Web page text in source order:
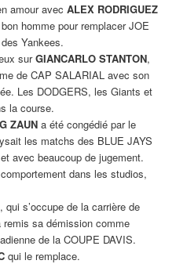
amour avec ALEX RODRIGUEZ
homme pour remplacer JOE
Yankees.
surGIANCARLO STANTON,
de CAP SALARIAL avec son
Les DODGERS, les Giants et
la course.
ZAUN a été congédié par le
les matchs des BLUE JAYS
avec beaucoup de jugement.
dans les studios,
, qui s’occupe de la carrière de
remis sa démission comme
de la COUPE DAVIS.
qui le remplace.